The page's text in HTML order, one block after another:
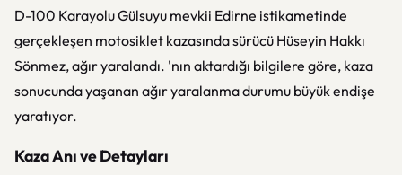
D-100 Karayolu Gülsuyu mevkii Edirne istikametinde
gerçekleşen motosiklet kazasında sürücü Hüseyin Hakkı
Sönmez, ağır yaralandı. 'nın aktardığı bilgilere göre, kaza
sonucunda yaşanan ağır yaralanma durumu büyük endişe
yaratıyor.
Kaza Anı ve Detayları